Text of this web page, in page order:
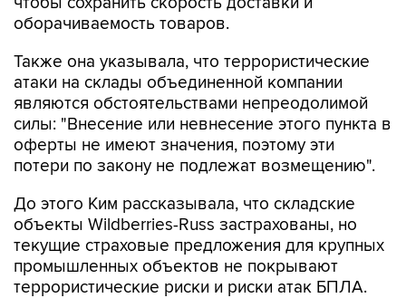
оборачиваемость товаров.
Также она указывала, что террористические
атаки на склады объединенной компании
являются обстоятельствами непреодолимой
силы: "Внесение или невнесение этого пункта в
оферты не имеют значения, поэтому эти
потери по закону не подлежат возмещению".
До этого Ким рассказывала, что складские
объекты Wildberries-Russ застрахованы, но
текущие страховые предложения для крупных
промышленных объектов не покрывают
террористические риски и риски атак БПЛА.